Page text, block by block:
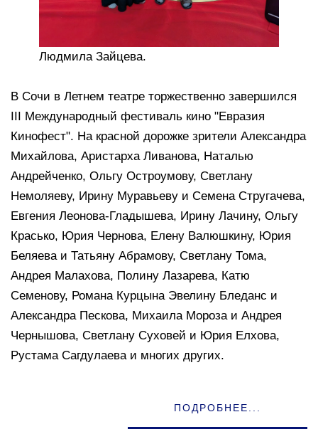
Людмила Зайцева.
В Сочи в Летнем театре торжественно завершился
III Международный фестиваль кино "Евразия
Кинофест". На красной дорожке зрители Александра
Михайлова, Аристарха Ливанова, Наталью
Андрейченко, Ольгу Остроумову, Светлану
Немоляеву, Ирину Муравьеву и Семена Стругачева,
Евгения Леонова-Гладышева, Ирину Лачину, Ольгу
Красько, Юрия Чернова, Елену Валюшкину, Юрия
Беляева и Татьяну Абрамову, Светлану Тома,
Андрея Малахова, Полину Лазарева, Катю
Семенову, Романа Курцына Эвелину Бледанс и
Александра Пескова, Михаила Мороза и Андрея
Чернышова, Светлану Суховей и Юрия Елхова,
Рустама Сагдулаева и многих других.
ПОДРОБНЕЕ...